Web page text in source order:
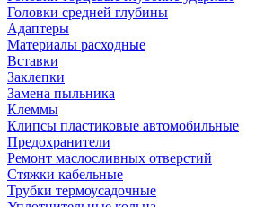
Головки средней глубины
Адаптеры
Материалы расходные
Вставки
Заклепки
Замена пыльника
Клеммы
Клипсы пластиковые автомобильные
Предохранители
Ремонт маслосливных отверстий
Стяжки кабельные
Трубки термоусадочные